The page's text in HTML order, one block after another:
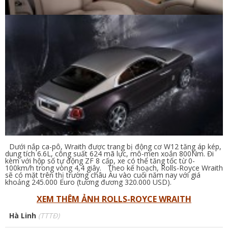
Dưới nắp ca-pô, Wraith được trang bị động cơ W12 tăng áp kép,
dung tích 6.6L, công suất 624 mã lực, mô-men xoắn 800Nm. Đi
kèm với hộp số tự động ZF 8 cấp, xe có thể tăng tốc từ 0-
100km/h trong vòng 4,4 giây. Theo kế hoạch, Rolls-Royce Wraith
sẽ có mặt trên thị trường châu Âu vào cuối năm nay với giá
khoảng 245.000 Euro (tương đương 320.000 USD).
XEM THÊM ẢNH ROLLS-ROYCE WRAITH
Hà Linh (TTTĐ)